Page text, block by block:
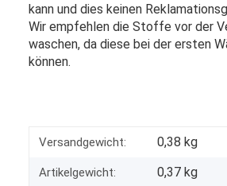
kann und dies keinen
Wir empfehlen die Stoffe vor der
waschen, da diese bei der ersten
können.
Versandgewicht: 0,38 kg
Artikelgewicht: 0,37 kg